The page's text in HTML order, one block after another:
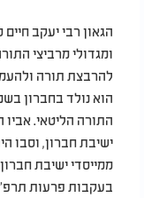
הגאון רבי יעקב
ומגדולי מרביצי
להרבצת תורה
הוא נולד בחברון
התורה הליטאי. אביו
ישיבת חברון, וסבו
ממייסדי ישיבת
בעקבות פרעות